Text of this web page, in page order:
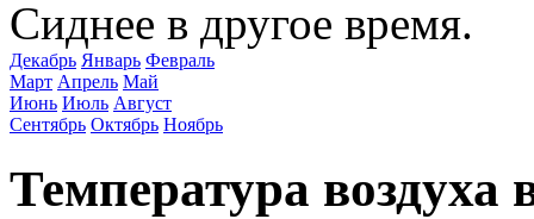
Сиднее в другое время.
Декабрь Январь Февраль
Март Апрель Май
Июнь Июль Август
Сентябрь Октябрь Ноябрь
Температура воздуха